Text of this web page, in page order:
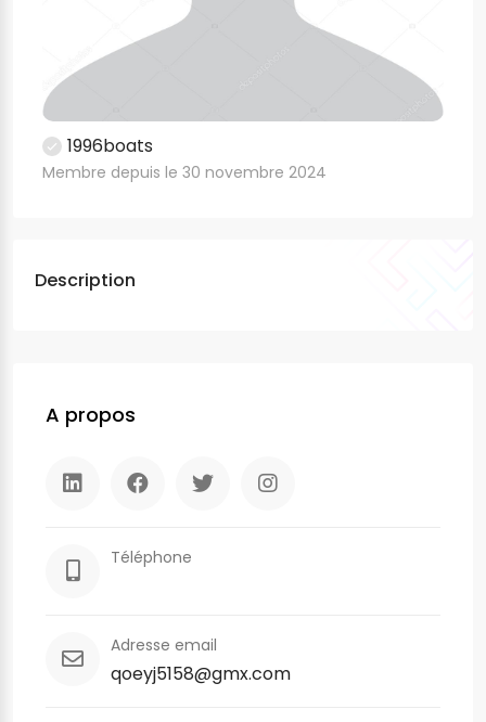
1996boats
Membre depuis le 30 novembre 2024
Description
A propos
Téléphone
Adresse email
qoeyj5158@gmx.com